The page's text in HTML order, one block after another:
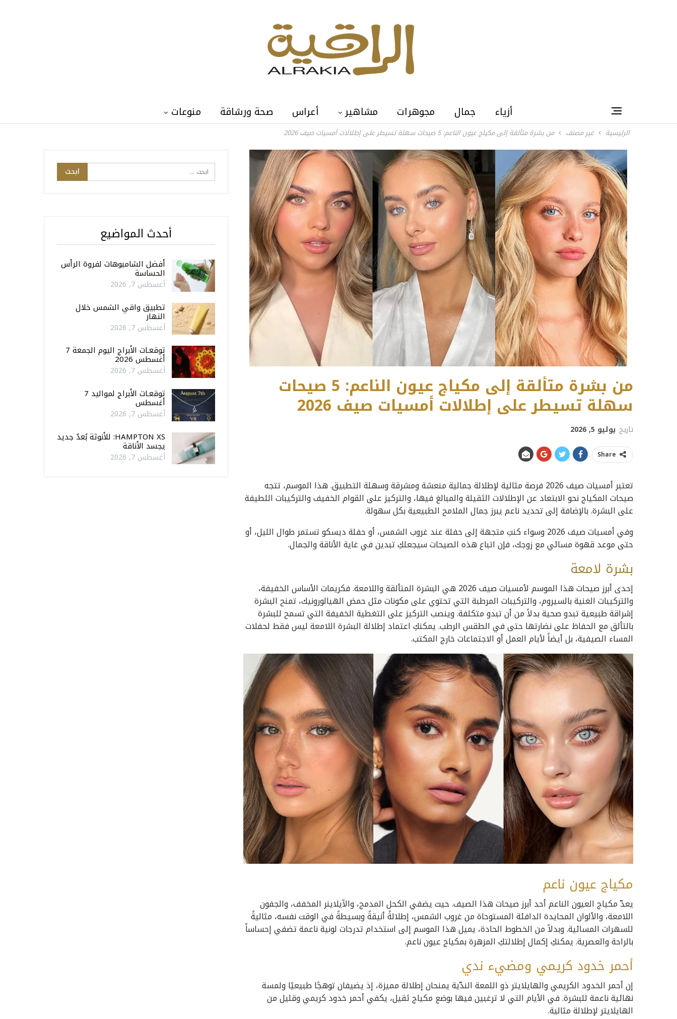
أزياء جمال مجوهرات مشاهير أعراس صحة ورشاقة منوعات
الرئيسية غير مصنف من بشرة متألقة إلى مكياج عيون الناعم: 5 صيحات سهلة تسيطر على إطلالات أمسيات صيف 2026
من بشرة متألقة إلى مكياج عيون الناعم: 5 صيحات
سهلة تسيطر على إطلالات أمسيات صيف 2026
تاريخ يوليو 5, 2026
Share
تعتبر أمسيات صيف 2026 فرصة مثالية لإطلالة جمالية منعشة ومشرقة وسهلة التطبيق. هذا الموسم، تتجه
صيحات المكياج نحو الابتعاد عن الإطلالات الثقيلة والمبالغ فيها، والتركيز على القوام الخفيف والتركيبات اللطيفة
على البشرة. بالإضافة إلى تحديد ناعم يبرز جمال الملامح الطبيعية بكل سهولة.
وفي أمسيات صيف 2026 وسواء كنتِ متجهة إلى حفلة عند غروب الشمس، أو حفلة ديسكو تستمر طوال الليل، أو
حتى موعد قهوة مسائي مع زوجك، فإن اتباع هذه الصيحات سيجعلكِ تبدين في غاية الأناقة والجمال.
بشرة لامعة
إحدى أبرز صيحات هذا الموسم لأمسيات صيف 2026 هي البشرة المتألقة واللامعة. فكريمات الأساس الخفيفة،
والتركيبات الغنية بالسيروم، والتركيبات المرطبة التي تحتوي على مكونات مثل حمض الهيالورونيك، تمنح البشرة
إشراقة طبيعية تبدو صحية بدلاً من أن تبدو متكلفة. وينصب التركيز على التغطية الخفيفة التي تسمح للبشرة
بالتألق مع الحفاظ على نضارتها حتى في الطقس الرطب. يمكنكِ اعتماد إطلالة البشرة اللامعة ليس فقط لحفلات
المساء الصيفية، بل أيضاً لأيام العمل أو الاجتماعات خارج المكتب.
مكياج عيون ناعم
يعدّ مكياج العيون الناعم أحد أبرز صيحات هذا الصيف. حيث يضفي الكحل المدمج، والآيلاينر المخفف، والجفون
اللامعة، والألوان المحايدة الدافئة المستوحاة من غروب الشمس، إطلالةً أنيقةً وبسيطةً في الوقت نفسه، مثاليةً
للسهرات المسائية. وبدلاً من الخطوط الحادة، يميل هذا الموسم إلى استخدام تدرجات لونية ناعمة تضفي إحساساً
بالراحة والعصرية. يمكنكِ إكمال إطلالتكِ المزهرة بمكياج عيون ناعم.
أحمر خدود كريمي ومضيء ندي
إن أحمر الخدود الكريمي والهايلايتر ذو اللمعة الندّية يمنحان إطلالة مميزة، إذ يضيفان توهجًا طبيعيًا ولمسة
نهائية ناعمة للبشرة. في الأيام التي لا ترغبين فيها بوضع مكياج ثقيل، يكفي أحمر خدود كريمي وقليل من
الهايلايتر لإطلالة مثالية.
أحدث المواضيع
أفضل الشامبوهات لفروة الرأس
الحساسة
أغسطس 7, 2026
تطبيق واقي الشمس خلال
النهار
أغسطس 7, 2026
توقعـات الأبراج اليوم الجمعة 7
أغسطس 2026
أغسطس 7, 2026
توقعـات الأبراج لمواليد 7
أغسطس
أغسطس 7, 2026
HAMPTON XS: للأنوثة بُعدٌ جديد
يجسد الأناقة
أغسطس 7, 2026